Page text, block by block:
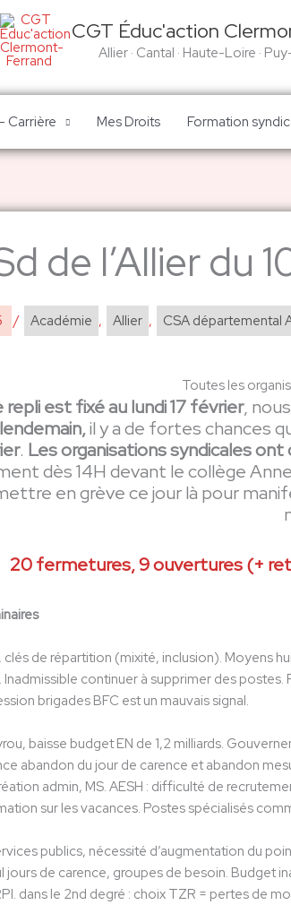
CGT Éduc'action
Allier · Cantal · Haute-Loire ·
Carrière Mes Droits Formation
de l’Allier du
/ Académie , Allier , CSA départemental
Toutes les
repli est fixé au lundi 17 février,
il y a de fortes chances
. Les organisations syndicales
dès 14H devant le collège
en grève ce jour là pour
20 fermetures, 9 ouvertures (+
clés de répartition (mixité, inclusion). Moyens
Inadmissible continuer à supprimer des
brigades BFC est un mauvais signal.
baisse budget EN de 1,2 milliards.
abandon du jour de carence et abandon
admin, MS. AESH : difficulté de
sur les vacances. Postes spécialisés
publics, nécessité d’augmentation du
jours de carence, groupes de besoin. Budget
dans le 2nd degré : choix TZR = pertes de